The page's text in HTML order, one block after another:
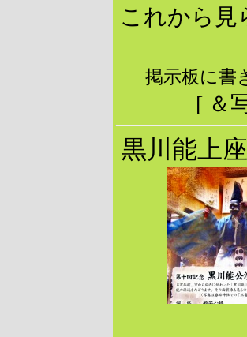
これから見
掲示板に書
[ ＆
黒川能上